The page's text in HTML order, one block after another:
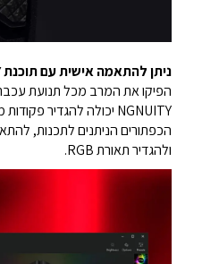
ניתן להתאמה אישית עם תוכנת HyperX NGNUITY
ולהגדיר תאורת RGB.